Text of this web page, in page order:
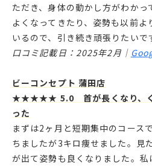
ただき、身体の動かし方がわか
よくなってきたり、姿勢も以前
いるので、引き続き頑張りたいで
口コミ記載日：2025年2月｜
ビーコンセプト 蒲田店
★★★★★ 5.0 首が長くなり、く
った
まずは2ヶ月と短期集中のコース
ちましたが3キロ痩せました。見
が出て姿勢も良くなりました。私